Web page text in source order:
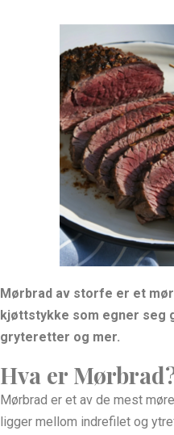
Mørbrad av storfe er et
kjøttstykke som egner
gryteretter og mer.
Hva er
Mørbrad er et av de mest
ligger mellom indrefilet og